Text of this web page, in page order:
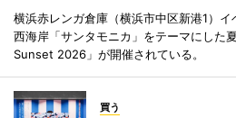
横浜赤レンガ倉庫（横浜市中区新港1）
西海岸「サンタモニカ」をテーマにした
Sunset 2026」が開催されている。
買う